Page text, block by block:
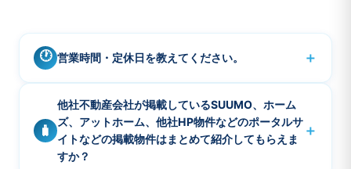
🕐 営業時間・定休日を教えてください。 ＋
日、年末年始などです。
🧳
他社不動産会社が掲載しているSUUMO、ホーム
ズ、アットホーム、他社HP物件などのポータルサ
イトなどの掲載物件はまとめて紹介してもらえま
すか？
＋